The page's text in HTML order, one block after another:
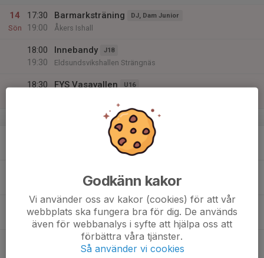
14
Sön
17:30
19:00
Barmarksträning DJ, Dam Junior
Åkers Ishall
18:00
19:30
Innebandy J18
Eldsundsvikshallen Strängnäs
18:30
FYS Vasavallen U16
v.25
Fysträning (Strängnäs) J18
Åkers ishall
19:30
21:00
FYS Vasavallen
Vasavallen Strängnäs
Barmarksträning DJ, Dam Junior
Åkers Ishall
Godkänn kakor
Vi använder oss av kakor (cookies) för att vår
webbplats ska fungera bra för dig. De används
även för webbanalys i syfte att hjälpa oss att
förbättra våra tjänster.
Så använder vi cookies